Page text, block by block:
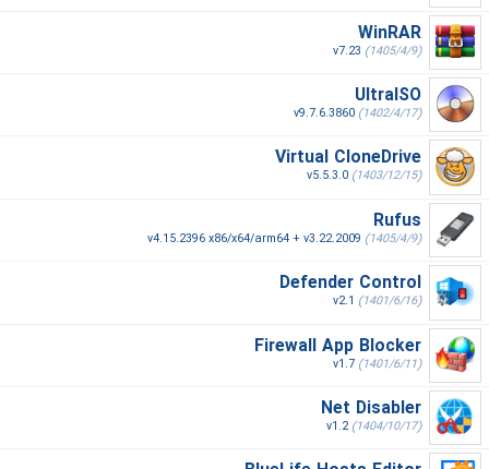
WinRAR
v7.23 (1405/4/9)
UltraISO
v9.7.6.3860 (1402/4/17)
Virtual CloneDrive
v5.5.3.0 (1403/12/15)
Rufus
v4.15.2396 x86/x64/arm64 + v3.22.2009 (1405/4/9)
Defender Control
v2.1 (1401/6/16)
Firewall App Blocker
v1.7 (1401/6/11)
Net Disabler
v1.2(1404/10/17)